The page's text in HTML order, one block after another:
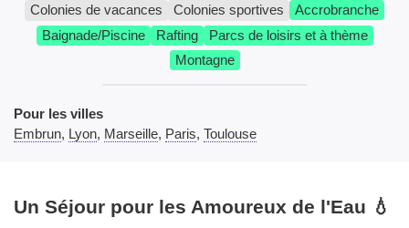
Colonies de vacances Colonies sportives
Accrobranche
Baignade/Piscine
Rafting
Parcs de loisirs et à thème
Montagne
Pour les villes
Embrun, Lyon, Marseille, Paris, Toulouse
Un Séjour pour les Amoureux de l'Eau 💧